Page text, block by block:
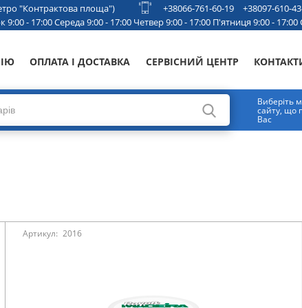
"Контрактова площа") +38066-761-60-19 +38097-610-
9:00 - 17:00 Середа 9:00 - 17:00 Четвер 9:00 - 17:00 П'ятниця 9:00 -
ОПЛАТА І ДОСТАВКА СЕРВІСНИЙ ЦЕНТР
Виберіть
сайту, що
Вас
Артикул: 2016